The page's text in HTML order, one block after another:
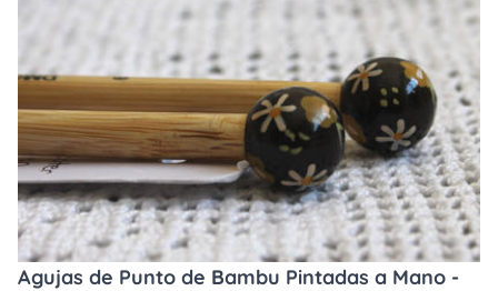
Agujas de Punto de Bambu Pintadas a Mano -